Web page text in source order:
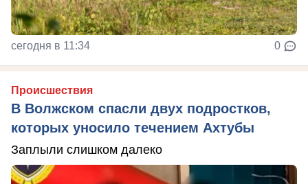
сегодня в 11:34 0
Происшествия
В Волжском спасли двух подростков,
которых уносило течением Ахтубы
Заплыли слишком далеко